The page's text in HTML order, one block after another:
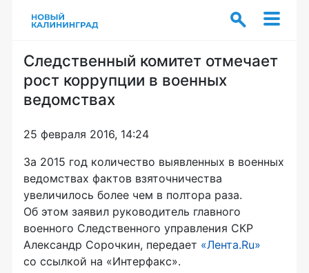
Следственный комитет отмечает
рост коррупции в военных
ведомствах
25 февраля 2016, 14:24
За 2015 год количество выявленных в военных
ведомствах фактов взяточничества
увеличилось более чем в полтора раза.
Об этом заявил руководитель главного
военного Следственного управления СКР
Александр Сорочкин, передает «Лента.Ru»
со ссылкой на «Интерфакс».